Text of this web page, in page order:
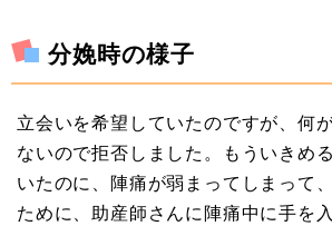
分娩時の様子
立会いを希望していたのですが、何
ないので拒否しました。もういきめ
いたのに、陣痛が弱まってしまって
ために、助産師さんに陣痛中に手を